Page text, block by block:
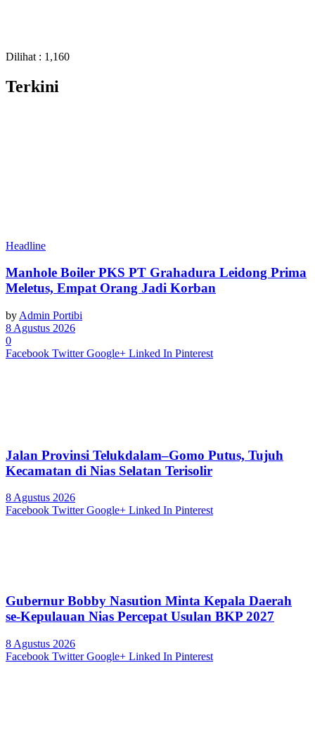
Dilihat : 1,160
Terkini
Headline
Manhole Boiler PKS PT Grahadura Leidong Prima
Meletus, Empat Orang Jadi Korban
by Admin Portibi
8 Agustus 2026
0
Facebook Twitter Google+ Linked In Pinterest
Jalan Provinsi Telukdalam–Gomo Putus, Tujuh
Kecamatan di Nias Selatan Terisolir
8 Agustus 2026
Facebook Twitter Google+ Linked In Pinterest
Gubernur Bobby Nasution Minta Kepala Daerah
se-Kepulauan Nias Percepat Usulan BKP 2027
8 Agustus 2026
Facebook Twitter Google+ Linked In Pinterest